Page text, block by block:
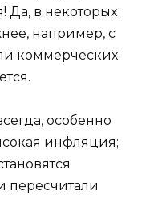
Да, в некоторых
например, с
коммерческих
особенно
инфляция;
пересчитали